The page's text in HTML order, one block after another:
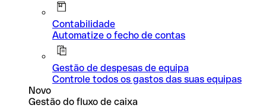
Contabilidade
Automatize o fecho de contas
Gestão de despesas de equipa
Controle todos os gastos das suas equipas
Novo
Gestão do fluxo de caixa